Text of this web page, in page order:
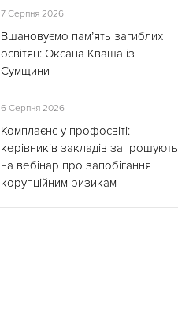
7 Серпня 2026
Вшановуємо пам’ять загиблих
освітян: Оксана Кваша із
Сумщини
6 Серпня 2026
Комплаєнс у профосвіті:
керівників закладів запрошують
на вебінар про запобігання
корупційним ризикам